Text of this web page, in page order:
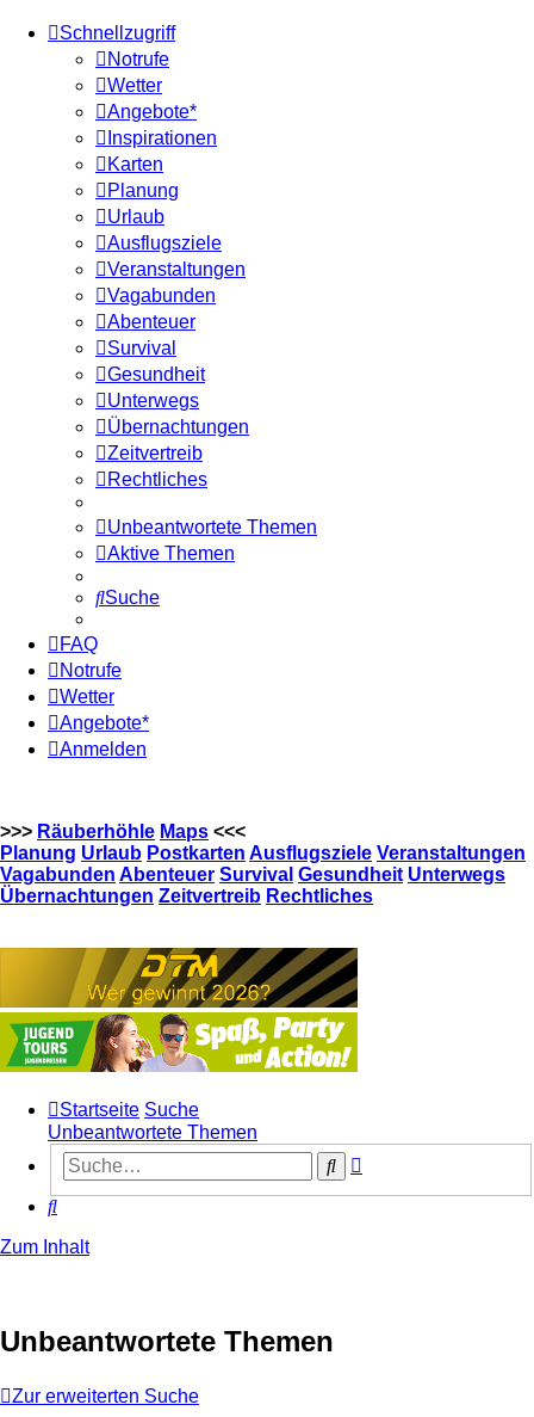
Schnellzugriff
Notrufe
Wetter
Angebote*
Inspirationen
Karten
Planung
Urlaub
Ausflugsziele
Veranstaltungen
Vagabunden
Abenteuer
Survival
Gesundheit
Unterwegs
Übernachtungen
Zeitvertreib
Rechtliches
Unbeantwortete Themen
Aktive Themen
Suche
FAQ
Notrufe
Wetter
Angebote*
Anmelden
>>> Räuberhöhle Maps <<<
Planung Urlaub Postkarten Ausflugsziele Veranstaltungen
Vagabunden Abenteuer Survival Gesundheit Unterwegs
Übernachtungen Zeitvertreib Rechtliches
Startseite Suche
Unbeantwortete Themen
Suche
Suche
Zum Inhalt
Unbeantwortete Themen
Zur erweiterten Suche